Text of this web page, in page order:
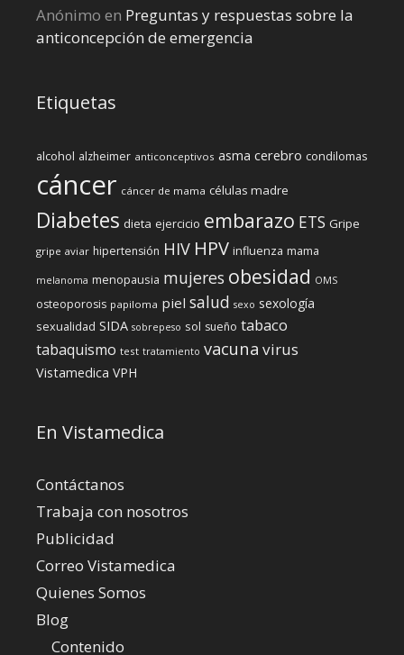
Anónimo en Preguntas y respuestas sobre la
anticoncepción de emergencia
Etiquetas
alcohol alzheimer anticonceptivos asma cerebro condilomas
cáncer cáncer de mama células madre
Diabetes dieta ejercicio embarazo ETS Gripe
gripe aviar hipertensión HIV HPV influenza mama
melanoma menopausia mujeres obesidad OMS
osteoporosis papiloma piel salud sexo sexología
sexualidad SIDA sobrepeso sol sueño tabaco
tabaquismo test tratamiento vacuna virus
Vistamedica VPH
En Vistamedica
Contáctanos
Trabaja con nosotros
Publicidad
Correo Vistamedica
Quienes Somos
Blog
Contenido